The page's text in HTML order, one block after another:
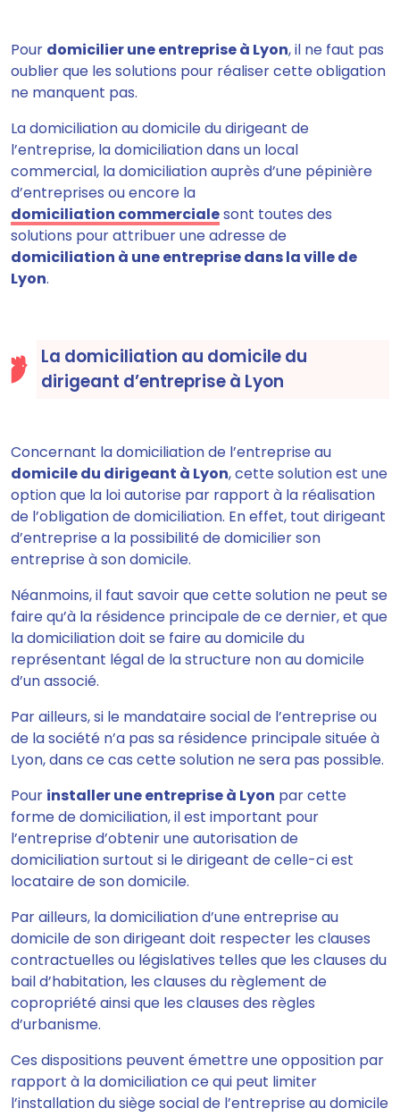
Pour domicilier une entreprise à Lyon, il ne faut pas
oublier que les solutions pour réaliser cette obligation
ne manquent pas.
La domiciliation au domicile du dirigeant de
l’entreprise, la domiciliation dans un local
commercial, la domiciliation auprès d’une pépinière
d’entreprises ou encore la
domiciliation commercialesont toutes des
solutions pour attribuer une adresse de
domiciliation à une entreprise dans la ville de
Lyon.
La domiciliation au domicile du
dirigeant d’entreprise à Lyon
Concernant la domiciliation de l’entreprise au
domicile du dirigeant à Lyon, cette solution est une
option que la loi autorise par rapport à la réalisation
de l’obligation de domiciliation. En effet, tout dirigeant
d’entreprise a la possibilité de domicilier son
entreprise à son domicile.
Néanmoins, il faut savoir que cette solution ne peut se
faire qu’à la résidence principale de ce dernier, et que
la domiciliation doit se faire au domicile du
représentant légal de la structure non au domicile
d’un associé.
Par ailleurs, si le mandataire social de l’entreprise ou
de la société n’a pas sa résidence principale située à
Lyon, dans ce cas cette solution ne sera pas possible.
Pour installer une entreprise à Lyon par cette
forme de domiciliation, il est important pour
l’entreprise d’obtenir une autorisation de
domiciliation surtout si le dirigeant de celle-ci est
locataire de son domicile.
Par ailleurs, la domiciliation d’une entreprise au
domicile de son dirigeant doit respecter les clauses
contractuelles ou législatives telles que les clauses du
bail d’habitation, les clauses du règlement de
copropriété ainsi que les clauses des règles
d’urbanisme.
Ces dispositions peuvent émettre une opposition par
rapport à la domiciliation ce qui peut limiter
l’installation du siège social de l’entreprise au domicile